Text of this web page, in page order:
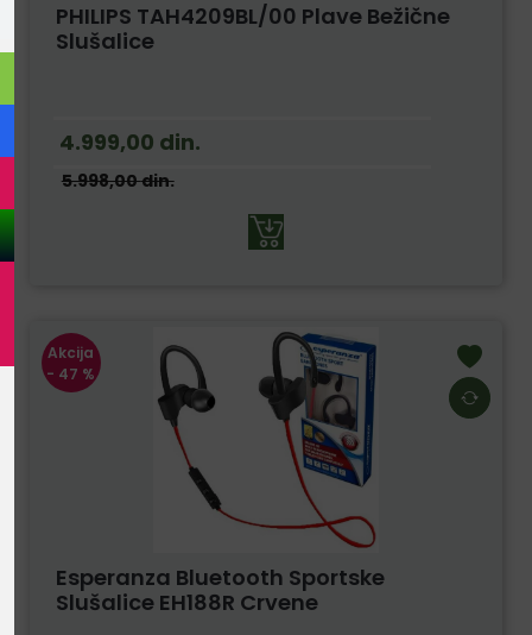
PHILIPS TAH4209BL/00 Plave Bežične
Slušalice
4.999,00 din.
5.998,00din.
Akcija
- 47 %
Esperanza Bluetooth Sportske
Slušalice EH188R Crvene